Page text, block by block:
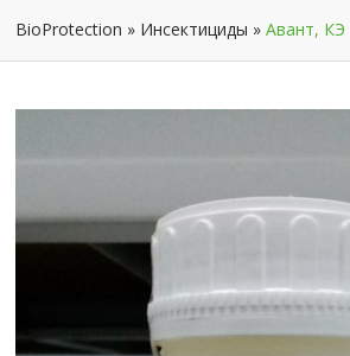
BioProtection » Инсектициды »Авант, КЭ